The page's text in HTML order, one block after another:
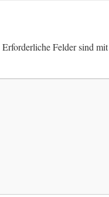
Erforderliche Felder sind mit